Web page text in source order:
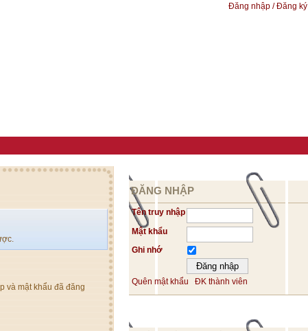
Đăng nhập / Đăng ký
ĐĂNG NHẬP
Tên truy nhập
Mật khẩu
Ghi nhớ
Quên mật khẩu ĐK thành viên
và mật khẩu đã đăng